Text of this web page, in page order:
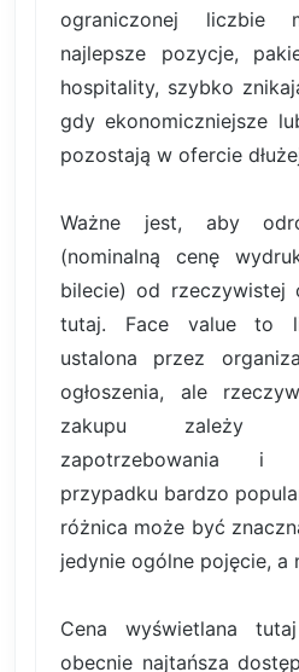
ograniczonej liczbie
najlepsze pozycje,
hospitality, szybko
gdy ekonomiczniejsze
pozostają w ofercie
Ważne jest, aby
(nominalną cenę
bilecie) od rzeczywistej
tutaj. Face value to
ustalona przez
ogłoszenia, ale
zakupu zależy
zapotrzebowania i
przypadku bardzo
różnica może być
jedynie ogólne pojęcie, a
Cena wyświetlana
obecnie najtańsza